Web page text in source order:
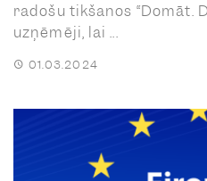
radošu tikšanos “Domāt.
uzņēmēji, lai ...
01.03.2024